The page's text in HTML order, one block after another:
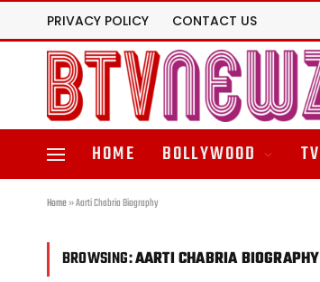
PRIVACY POLICY CONTACT US
HOME BOLLYWOOD TV
Home»Aarti Chabria Biography
BROWSING:AARTI CHABRIA BIOGRAPHY